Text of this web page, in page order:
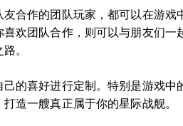
合作的团队玩家，都可以在游戏
欢团队合作，则可以与朋友们一
。
的喜好进行定制。特别是游戏中
造一艘真正属于你的星际战舰。